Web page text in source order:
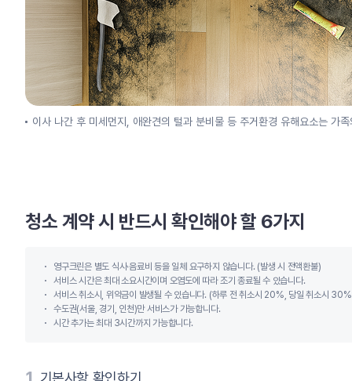
이사 나간 후 미세먼지, 애완견의 털과 분비물 등 주거환경 유해요소는 가
청소 계약 시 반드시 확인해야 할 6가지
영구크린은 별도 식사∙음료비 등을 일체 요구하지 않습니다. (발생 시 전액환불)
서비스 시간은 최대 소요시간이며 오염도에 따라 조기 종료될 수 있습니다.
서비스 취소시, 위약금이 발생될 수 있습니다. (하루 전 취소시 20%, 당일 취소시
수도권(서울, 경기, 인천)만 서비스가 가능합니다.
시간 추가는 최대 3시간까지 가능합니다.
기본사항 확인하기